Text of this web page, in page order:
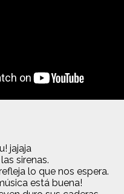
jajaja
sirenas.
lo que nos espera.
está buena!